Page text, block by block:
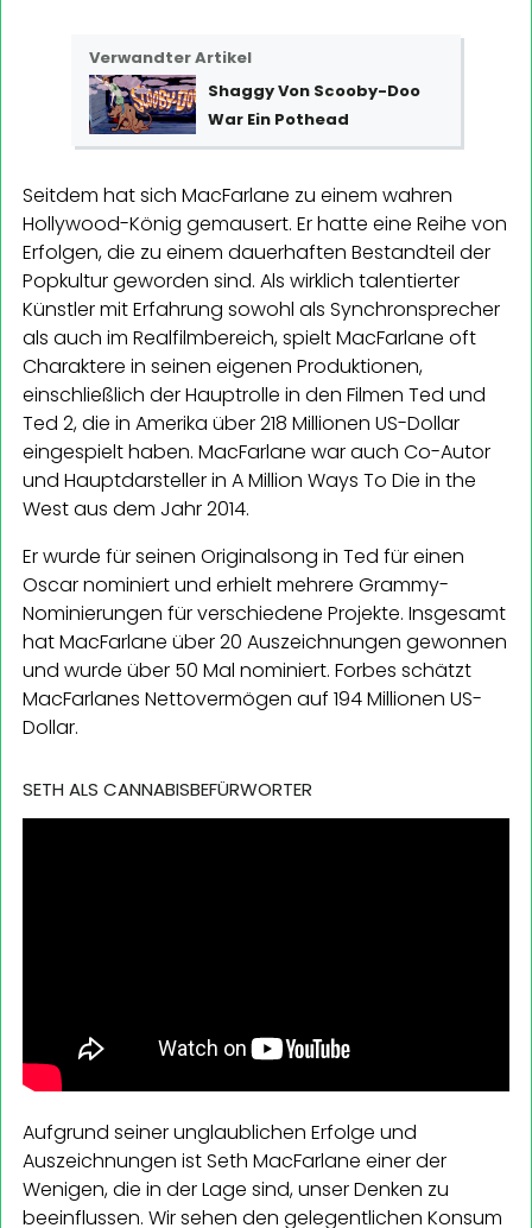
Verwandter Artikel
Shaggy Von Scooby-Doo
War Ein Pothead
Seitdem hat sich MacFarlane zu einem wahren
Hollywood-König gemausert. Er hatte eine Reihe von
Erfolgen, die zu einem dauerhaften Bestandteil der
Popkultur geworden sind. Als wirklich talentierter
Künstler mit Erfahrung sowohl als Synchronsprecher
als auch im Realfilmbereich, spielt MacFarlane oft
Charaktere in seinen eigenen Produktionen,
einschließlich der Hauptrolle in den Filmen Ted und
Ted 2, die in Amerika über 218 Millionen US-Dollar
eingespielt haben. MacFarlane war auch Co-Autor
und Hauptdarsteller in A Million Ways To Die in the
West aus dem Jahr 2014.
Er wurde für seinen Originalsong in Ted für einen
Oscar nominiert und erhielt mehrere Grammy-
Nominierungen für verschiedene Projekte. Insgesamt
hat MacFarlane über 20 Auszeichnungen gewonnen
und wurde über 50 Mal nominiert. Forbes schätzt
MacFarlanes Nettovermögen auf 194 Millionen US-
Dollar.
SETH ALS CANNABISBEFÜRWORTER
Aufgrund seiner unglaublichen Erfolge und
Auszeichnungen ist Seth MacFarlane einer der
Wenigen, die in der Lage sind, unser Denken zu
beeinflussen. Wir sehen den gelegentlichen Konsum